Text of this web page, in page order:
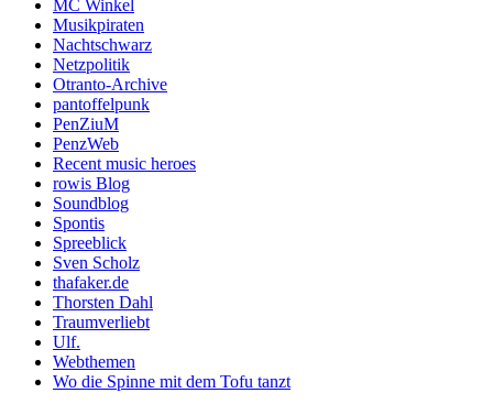
MC Winkel
Musikpiraten
Nachtschwarz
Netzpolitik
Otranto-Archive
pantoffelpunk
PenZiuM
PenzWeb
Recent music heroes
rowis Blog
Soundblog
Spontis
Spreeblick
Sven Scholz
thafaker.de
Thorsten Dahl
Traumverliebt
Ulf.
Webthemen
Wo die Spinne mit dem Tofu tanzt